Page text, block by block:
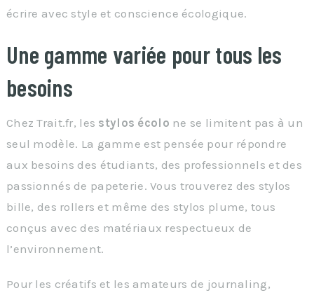
écrire avec style et conscience écologique.
Une gamme variée pour tous les
besoins
Chez Trait.fr, les stylos écolo ne se limitent pas à un
seul modèle. La gamme est pensée pour répondre
aux besoins des étudiants, des professionnels et des
passionnés de papeterie. Vous trouverez des stylos
bille, des rollers et même des stylos plume, tous
conçus avec des matériaux respectueux de
l’environnement.
Pour les créatifs et les amateurs de journaling,